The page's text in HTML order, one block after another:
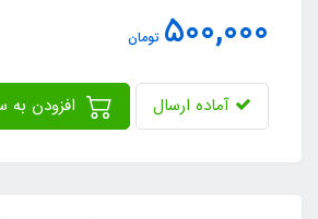
500,000 تومان
آماده ارسال